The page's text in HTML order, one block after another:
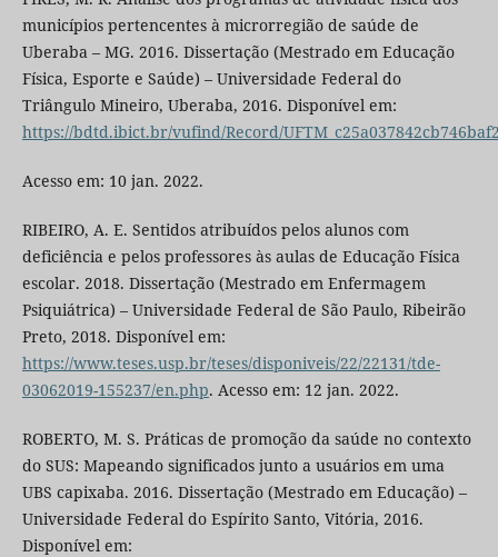
municípios pertencentes à microrregião de saúde de
Uberaba – MG. 2016. Dissertação (Mestrado em Educação
Física, Esporte e Saúde) – Universidade Federal do
Triângulo Mineiro, Uberaba, 2016. Disponível em:
https://bdtd.ibict.br/vufind/Record/
Acesso em: 10 jan. 2022.
RIBEIRO, A. E. Sentidos atribuídos pelos alunos com
deficiência e pelos professores às aulas de Educação Física
escolar. 2018. Dissertação (Mestrado em Enfermagem
Psiquiátrica) – Universidade Federal de São Paulo, Ribeirão
Preto, 2018. Disponível em:
https://www.teses.usp.br/teses/disponiveis/22/22131/tde-
03062019-155237/en.php. Acesso em: 12 jan. 2022.
ROBERTO, M. S. Práticas de promoção da saúde no contexto
do SUS: Mapeando significados junto a usuários em uma
UBS capixaba. 2016. Dissertação (Mestrado em Educação) –
Universidade Federal do Espírito Santo, Vitória, 2016.
Disponível em: